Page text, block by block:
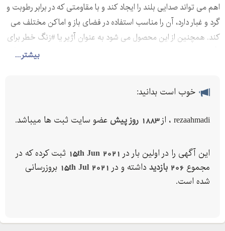
بیشتر...
اهم می تواند صدایی بلند را ایجاد کند و با مقاومتی که در برابر رطوبت و
گرد و غبار دارد، آن را مناسب استفاده در فضای باز و اماکن مختلف می
کند. همچنین از این محصول می شود به عنوان آژیر یا #زنگ خطر برای
تأمین# امنیت شرکت ها و امکان مختلف استفاده کرده و می توانید آن
های #دزدگیر می باشد.
خوب است بدانید:
rezaahmadi ، از 1883 روز پیش عضو سایت ثبت ها میباشد.
این آگهی را در اولین بار در 15th Jun 2021 ثبت کرده که در
مجموع 206 بازدید داشته و در 15th Jul 2021 بروزرسانی
شده است.